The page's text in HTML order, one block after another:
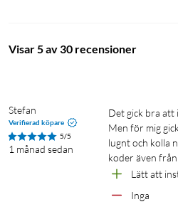
Visar 5 av 30 recensioner
Stefan
Verifierad köpare
5/5
1 månad sedan
Det gick bra att installera. Beror säkert en del på din dörr, dvs tjocklek och behopv att göra mer plats för låshuset eller inte.
Men för mig
lugnt och kolla
koder även
Lätt att
Inga